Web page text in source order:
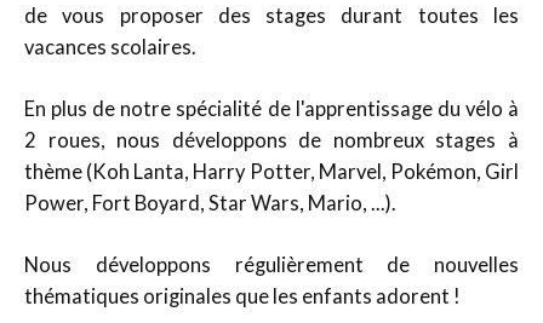
de vous proposer des stages durant toutes les
vacances scolaires.
En plus de notre spécialité de l'apprentissage du vélo à
2 roues, nous développons de nombreux stages à
thème (Koh Lanta, Harry Potter, Marvel, Pokémon, Girl
Power, Fort Boyard, Star Wars, Mario, ...).
Nous développons régulièrement de nouvelles
thématiques originales que les enfants adorent !